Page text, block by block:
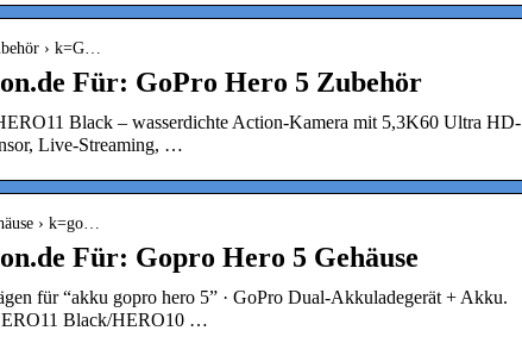
› k=G…
Für: GoPro Hero 5 Zubehör
Black – wasserdichte Action-Kamera mit 5,3K60 Ultra HD-
Live-Streaming, …
› k=go…
Für: Gopro Hero 5 Gehäuse
für “akku gopro hero 5” · GoPro Dual-Akkuladegerät + Akku.
Black/HERO10 …